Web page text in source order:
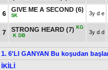
6
GIVE ME A SECOND (6)
SK 3y d e
7 STRONG HEARD (7) KG
K DB
3y d d
1. 6'LI GANYAN Bu koşudan
İKİLİ